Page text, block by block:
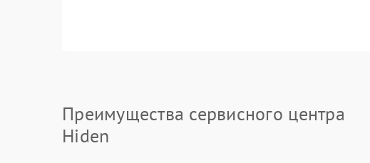
Преимущества сервисного центра
Hiden